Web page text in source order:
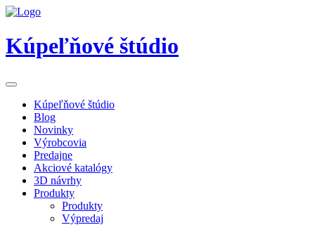
Kúpeľňové štúdio
Kúpeľňové štúdio
Blog
Novinky
Výrobcovia
Predajne
Akciové katalógy
3D návrhy
Produkty
Produkty
Výpredaj